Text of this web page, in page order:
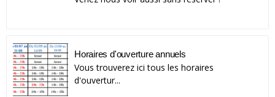
Horaires d'ouverture annuels
Vous trouverez ici tous les horaires
d'ouvertur...